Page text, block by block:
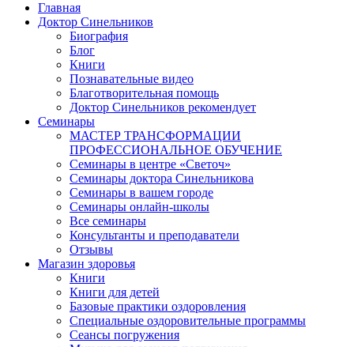
Главная
Доктор Синельников
Биография
Блог
Книги
Познавательные видео
Благотворительная помощь
Доктор Синельников рекомендует
Семинары
МАСТЕР ТРАНСФОРМАЦИИ
ПРОФЕССИОНАЛЬНОЕ ОБУЧЕНИЕ
Семинары в центре «Светоч»
Семинары доктора Синельникова
Семинары в вашем городе
Семинары онлайн-школы
Все семинары
Консультанты и преподаватели
Отзывы
Магазин здоровья
Книги
Книги для детей
Базовые практики оздоровления
Специальные оздоровительные программы
Сеансы погружения